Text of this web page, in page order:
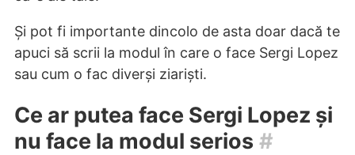
Și pot fi importante dincolo de asta doar dacă te
apuci să scrii la modul în care o face Sergi Lopez
sau cum o fac diverși ziariști.
Ce ar putea face Sergi Lopez și
nu face la modul serios #